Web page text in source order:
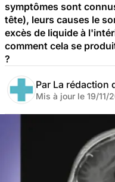
symptômes sont
tête), leurs causes le
excès de liquide à
comment cela se
?
Par La rédaction
Mis à jour le 19/11/